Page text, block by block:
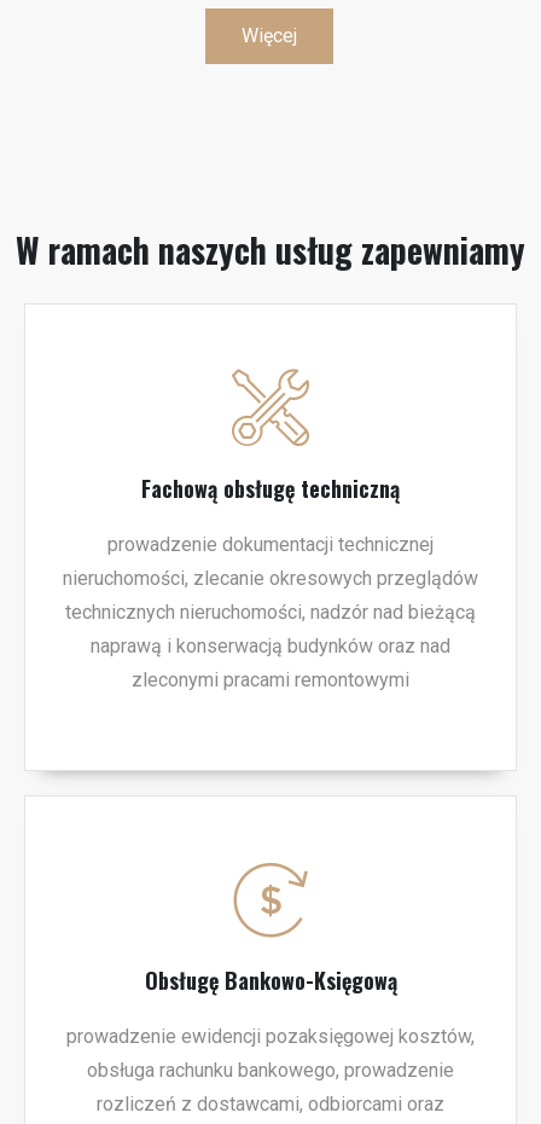
Więcej
W ramach naszych usług zapewniamy
Fachową obsługę techniczną
prowadzenie dokumentacji technicznej
nieruchomości, zlecanie okresowych przeglądów
technicznych nieruchomości, nadzór nad bieżącą
naprawą i konserwacją budynków oraz nad
zleconymi pracami remontowymi
Obsługę Bankowo-Księgową
prowadzenie ewidencji pozaksięgowej kosztów,
obsługa rachunku bankowego, prowadzenie
rozliczeń z dostawcami, odbiorcami oraz